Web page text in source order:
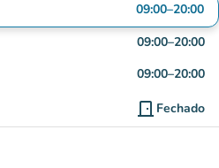
09:00–20:00
09:00–20:00
09:00–20:00
door_front Fechado